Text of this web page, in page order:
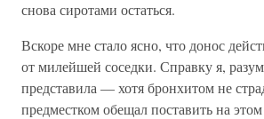
снова сиротами остаться.
Вскоре мне стало ясно, что донос
от милейшей соседки. Справку я,
представила — хотя бронхитом не
предместком обещал поставить на